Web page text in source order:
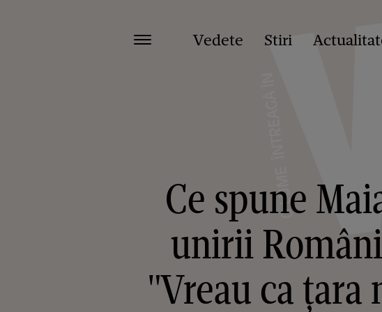
Vedete Stiri
Ce spune
unirii
"Vreau ca ţara